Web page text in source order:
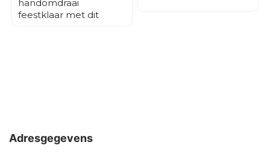
handomdraai
feestklaar met dit
krassen en zorgt
tegelijkertijd voor een
Adresgegevens